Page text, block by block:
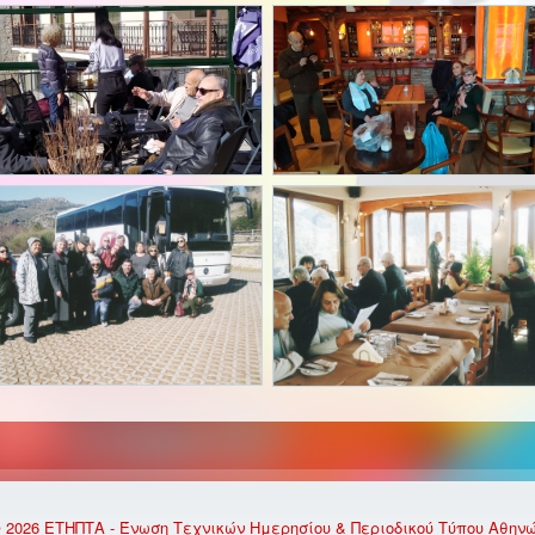
ΕΤΗΠΤΑ - Ένωση Τεχνικών Ημερησίου & Περιοδικού Τύπου